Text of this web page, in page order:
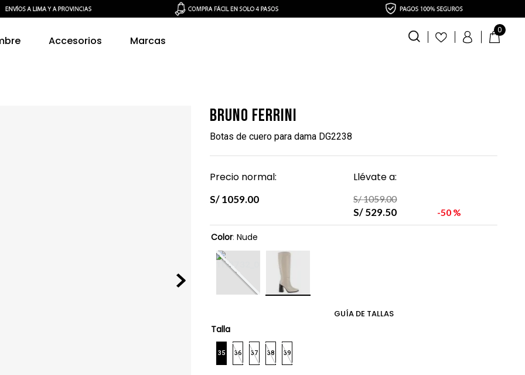
Accesorios Marcas
0
Bruno Ferrini
Botas de cuero para dama DG2238
Precio normal:
S/ 1059.00
Llévate a:
S/1059.00
S/529.50 50 %
Color: Nude
Talla
35 36 37 38 39
GUÍA DE TALLAS